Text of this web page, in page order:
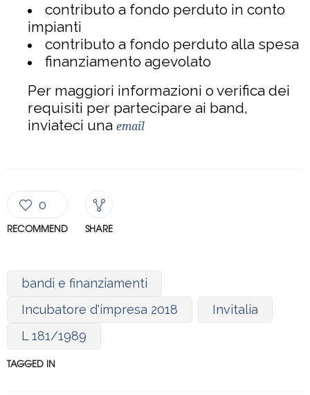
contributo a fondo perduto in conto
impianti
contributo a fondo perduto alla spesa
finanziamento agevolato
Per maggiori informazioni o verifica dei
requisiti per partecipare ai band,
inviateci una email
0
RECOMMEND SHARE
bandi e finanziamenti
Incubatore d'impresa 2018
Invitalia
L 181/1989
TAGGED IN